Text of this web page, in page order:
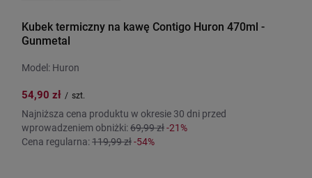
Kubek termiczny na kawę Contigo Huron 470ml -
Gunmetal
Model: Huron
54,90 zł / szt.
Najniższa cena produktu w okresie 30 dni przed
wprowadzeniem obniżki:69,99 zł-21%
Cena regularna:119,99 zł-54%